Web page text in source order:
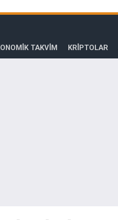
TAKVİM KRİPTOLAR